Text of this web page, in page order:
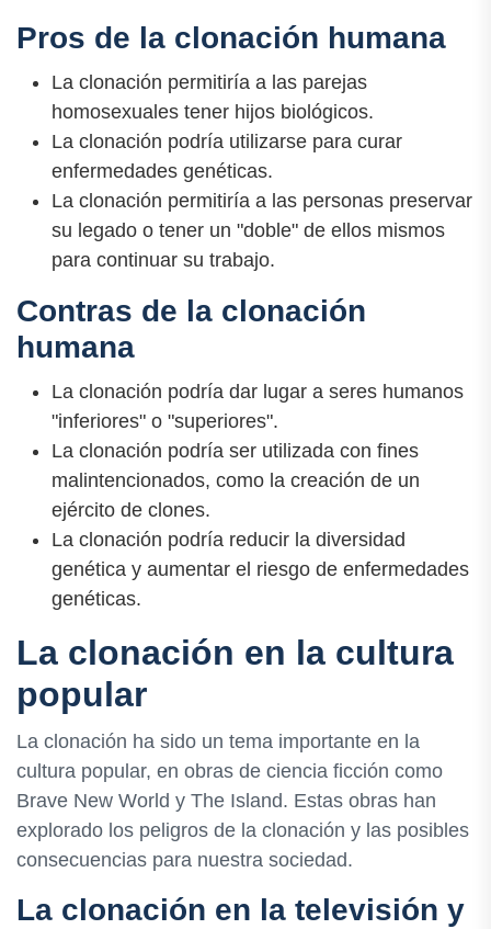
Pros de la clonación humana
La clonación permitiría a las parejas
homosexuales tener hijos biológicos.
La clonación podría utilizarse para curar
enfermedades genéticas.
La clonación permitiría a las personas preservar
su legado o tener un "doble" de ellos mismos
para continuar su trabajo.
Contras de la clonación
humana
La clonación podría dar lugar a seres humanos
"inferiores" o "superiores".
La clonación podría ser utilizada con fines
malintencionados, como la creación de un
ejército de clones.
La clonación podría reducir la diversidad
genética y aumentar el riesgo de enfermedades
genéticas.
La clonación en la cultura
popular
La clonación ha sido un tema importante en la
cultura popular, en obras de ciencia ficción como
Brave New World y The Island. Estas obras han
explorado los peligros de la clonación y las posibles
consecuencias para nuestra sociedad.
La clonación en la televisión y